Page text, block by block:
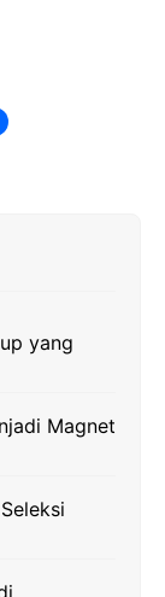
yang
Magnet